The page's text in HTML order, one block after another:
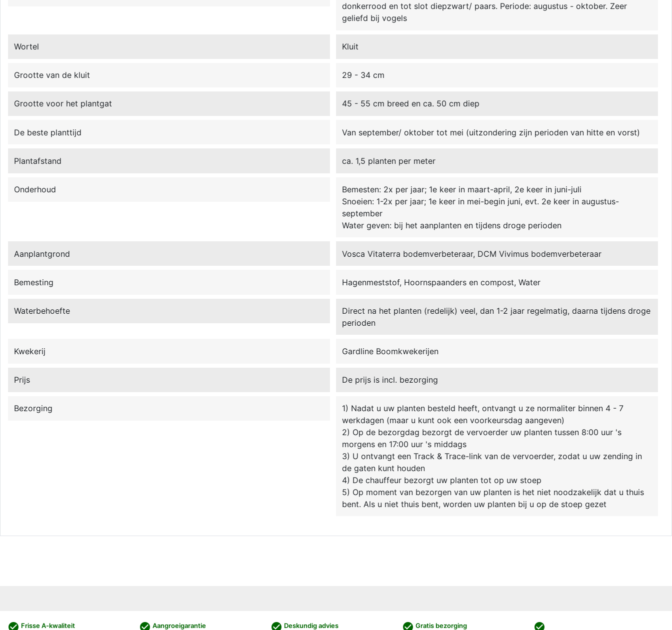
donkerrood en tot slot diepzwart/ paars. Periode: augustus - oktober. Zeer
geliefd bij vogels
Wortel Kluit
Grootte van de kluit 29 - 34 cm
Grootte voor het plantgat 45 - 55 cm breed en ca. 50 cm diep
De beste planttijd Van september/ oktober tot mei (uitzondering zijn perioden van hitte en vorst)
Plantafstand ca. 1,5 planten per meter
Onderhoud
Bemesten: 2x per jaar; 1e keer in maart-april, 2e keer in juni-juli
Snoeien: 1-2x per jaar; 1e keer in mei-begin juni, evt. 2e keer in augustus-
september
Water geven: bij het aanplanten en tijdens droge perioden
Aanplantgrond Vosca Vitaterra bodemverbeteraar, DCM Vivimus bodemverbeteraar
Bemesting Hagenmeststof, Hoornspaanders en compost, Water
Waterbehoefte
Direct na het planten (redelijk) veel, dan 1-2 jaar regelmatig, daarna tijdens droge
perioden
Kwekerij Gardline Boomkwekerijen
Prijs De prijs is incl. bezorging
Bezorging
1) Nadat u uw planten besteld heeft, ontvangt u ze normaliter binnen 4 - 7
werkdagen (maar u kunt ook een voorkeursdag aangeven)
2) Op de bezorgdag bezorgt de vervoerder uw planten tussen 8:00 uur 's
morgens en 17:00 uur 's middags
3) U ontvangt een Track & Trace-link van de vervoerder, zodat u uw zending in
de gaten kunt houden
4) De chauffeur bezorgt uw planten tot op uw stoep
5) Op moment van bezorgen van uw planten is het niet noodzakelijk dat u thuis
bent. Als u niet thuis bent, worden uw planten bij u op de stoep gezet
check_circle Frisse A-kwaliteit check_circle Aangroeigarantie check_circle Deskundig advies check_circle Gratis bezorging check_circle